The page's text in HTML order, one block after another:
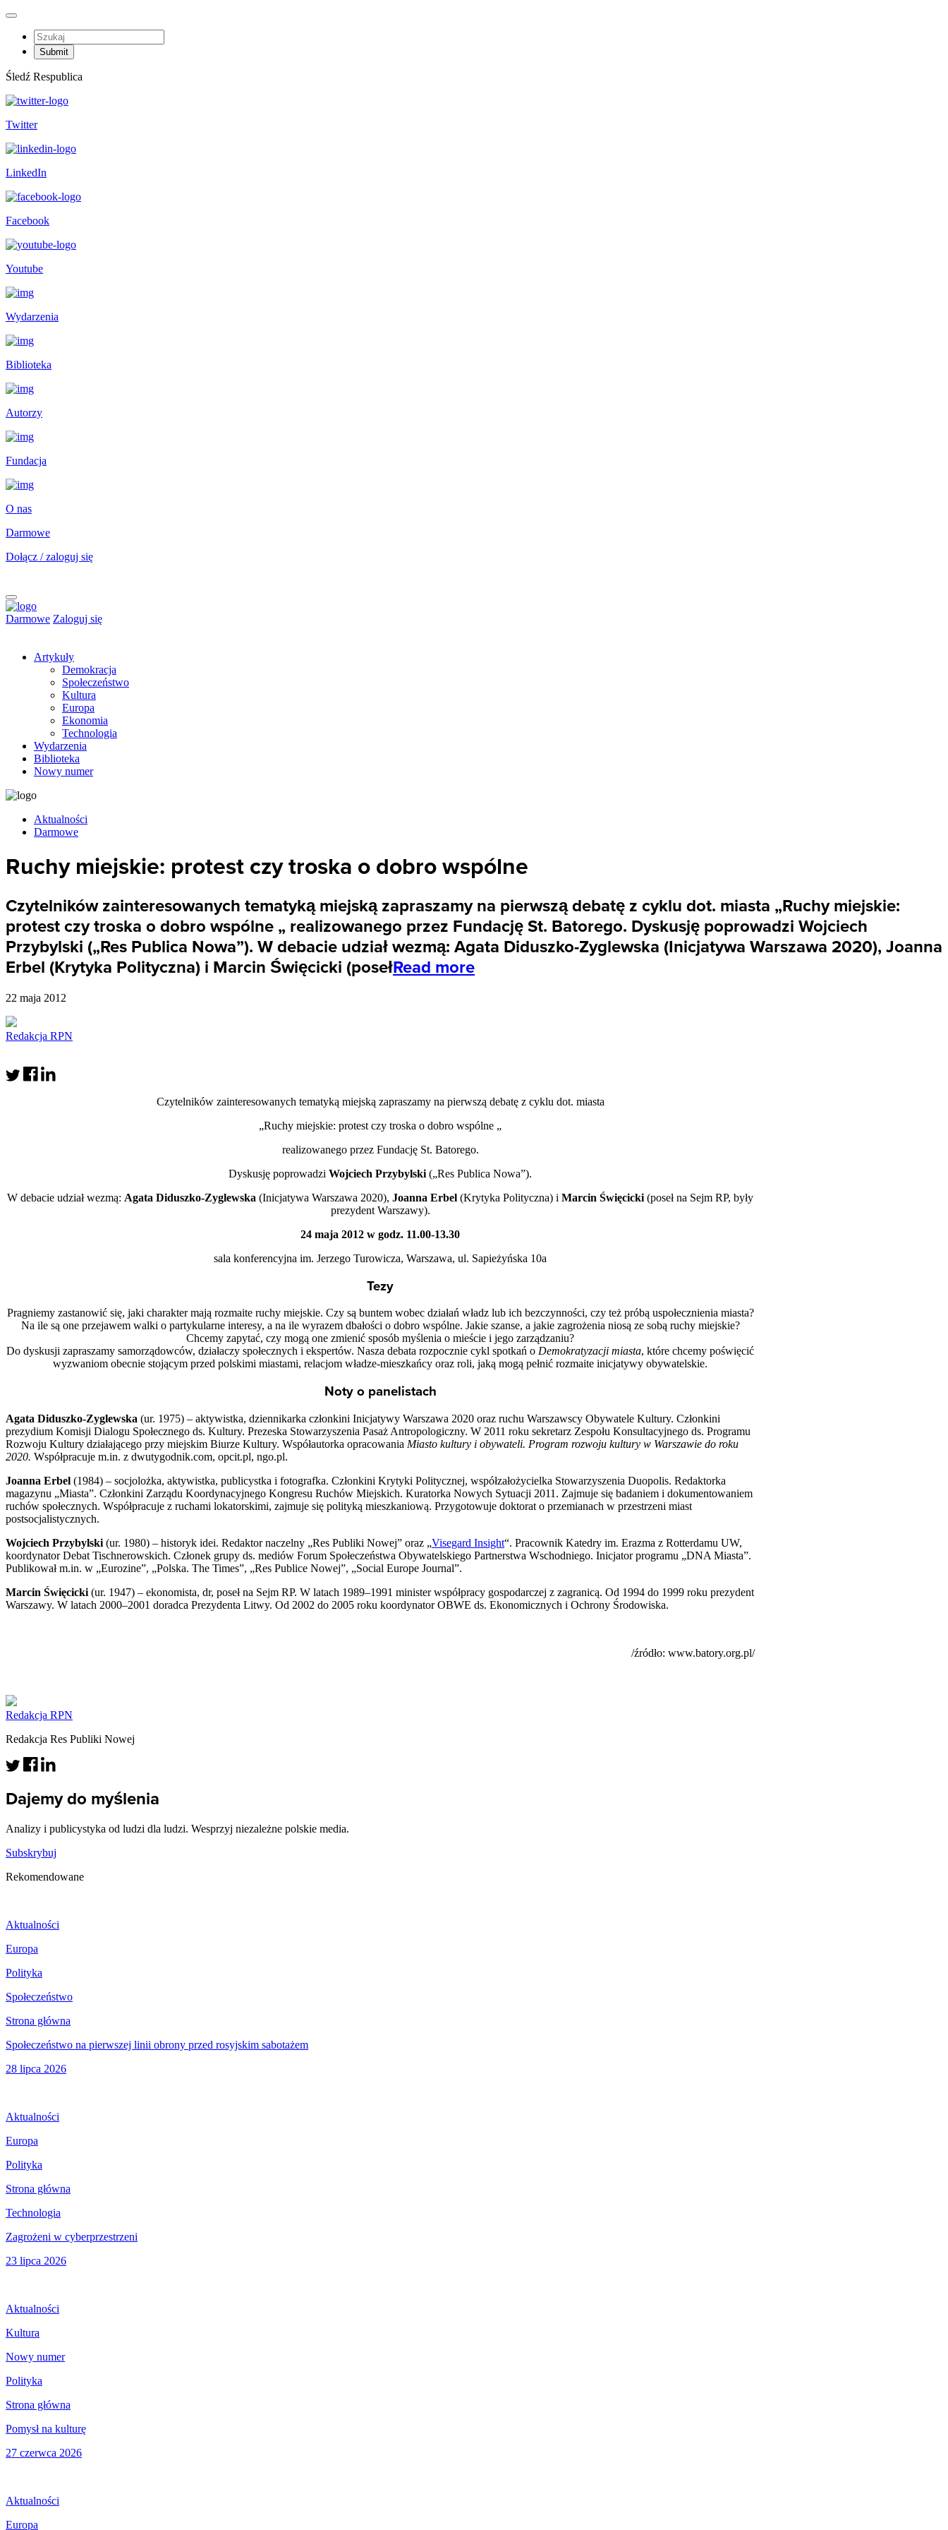
Śledź Respublica
Twitter
LinkedIn
Facebook
Youtube
Wydarzenia
Biblioteka
Autorzy
Fundacja
O nas
Darmowe
Dołącz / zaloguj się
Darmowe Zaloguj się
Artykuły
Demokracja
Społeczeństwo
Kultura
Europa
Ekonomia
Technologia
Wydarzenia
Biblioteka
Nowy numer
Aktualności
Darmowe
Ruchy miejskie: protest czy troska o dobro wspólne
Czytelników zainteresowanych tematyką miejską zapraszamy na pierwszą debatę z cyklu dot. miasta „Ruchy miejskie:
protest czy troska o dobro wspólne „ realizowanego przez Fundację St. Batorego. Dyskusję poprowadzi Wojciech
Przybylski („Res Publica Nowa”). W debacie udział wezmą: Agata Diduszko-Zyglewska (Inicjatywa Warszawa 2020), Joanna
Erbel (Krytyka Polityczna) i Marcin Święcicki (posełRead more
22 maja 2012
Redakcja RPN
Czytelników zainteresowanych tematyką miejską zapraszamy na pierwszą debatę z cyklu dot. miasta
„Ruchy miejskie: protest czy troska o dobro wspólne „
realizowanego przez Fundację St. Batorego.
Dyskusję poprowadziWojciech Przybylski („Res Publica Nowa”).
W debacie udział wezmą: Agata Diduszko-Zyglewska(Inicjatywa Warszawa 2020), Joanna Erbel(Krytyka Polityczna) i Marcin Święcicki(poseł na Sejm RP, były
prezydent Warszawy).
24 maja 2012 w godz. 11.00-13.30
sala konferencyjna im. Jerzego Turowicza, Warszawa, ul. Sapieżyńska 10a
Tezy
Pragniemy zastanowić się, jaki charakter mają rozmaite ruchy miejskie. Czy są buntem wobec działań władz lub ich bezczynności, czy też próbą uspołecznienia miasta?
Na ile są one przejawem walki o partykularne interesy, a na ile wyrazem dbałości o dobro wspólne. Jakie szanse, a jakie zagrożenia niosą ze sobą ruchy miejskie?
Chcemy zapytać, czy mogą one zmienić sposób myślenia o mieście i jego zarządzaniu?
Do dyskusji zapraszamy samorządowców, działaczy społecznych i ekspertów. Nasza debata rozpocznie cykl spotkań o Demokratyzacji miasta, które chcemy poświęcić
wyzwaniom obecnie stojącym przed polskimi miastami, relacjom władze-mieszkańcy oraz roli, jaką mogą pełnić rozmaite inicjatywy obywatelskie.
Noty o panelistach
Agata Diduszko-Zyglewska (ur. 1975) – aktywistka, dziennikarka członkini Inicjatywy Warszawa 2020 oraz ruchu Warszawscy Obywatele Kultury. Członkini
prezydium Komisji Dialogu Społecznego ds. Kultury. Prezeska Stowarzyszenia Pasaż Antropologiczny. W 2011 roku sekretarz Zespołu Konsultacyjnego ds. Programu
Rozwoju Kultury działającego przy miejskim Biurze Kultury. Współautorka opracowania Miasto kultury i obywateli. Program rozwoju kultury w Warszawie do roku
2020. Współpracuje m.in. z dwutygodnik.com, opcit.pl, ngo.pl.
Joanna Erbel (1984) – socjolożka, aktywistka, publicystka i fotografka. Członkini Krytyki Politycznej, współzałożycielka Stowarzyszenia Duopolis. Redaktorka
magazynu „Miasta”. Członkini Zarządu Koordynacyjnego Kongresu Ruchów Miejskich. Kuratorka Nowych Sytuacji 2011. Zajmuje się badaniem i dokumentowaniem
ruchów społecznych. Współpracuje z ruchami lokatorskimi, zajmuje się polityką mieszkaniową. Przygotowuje doktorat o przemianach w przestrzeni miast
postsocjalistycznych.
Wojciech Przybylski (ur. 1980) – historyk idei. Redaktor naczelny „Res Publiki Nowej” oraz „Visegard Insight“. Pracownik Katedry im. Erazma z Rotterdamu UW,
koordynator Debat Tischnerowskich. Członek grupy ds. mediów Forum Społeczeństwa Obywatelskiego Partnerstwa Wschodniego. Inicjator programu „DNA Miasta”.
Publikował m.in. w „Eurozine”, „Polska. The Times”, „Res Publice Nowej”, „Social Europe Journal”.
Marcin Święcicki (ur. 1947) – ekonomista, dr, poseł na Sejm RP. W latach 1989–1991 minister współpracy gospodarczej z zagranicą. Od 1994 do 1999 roku prezydent
Warszawy. W latach 2000–2001 doradca Prezydenta Litwy. Od 2002 do 2005 roku koordynator OBWE ds. Ekonomicznych i Ochrony Środowiska.
/źródło: www.batory.org.pl/
Redakcja RPN
Redakcja Res Publiki Nowej
Dajemy do myślenia
Analizy i publicystyka od ludzi dla ludzi. Wesprzyj niezależne polskie media.
Subskrybuj
Rekomendowane
Aktualności
Europa
Polityka
Społeczeństwo
Strona główna
Społeczeństwo na pierwszej linii obrony przed rosyjskim sabotażem
28 lipca 2026
Aktualności
Europa
Polityka
Strona główna
Technologia
Zagrożeni w cyberprzestrzeni
23 lipca 2026
Aktualności
Kultura
Nowy numer
Polityka
Strona główna
Pomysł na kulturę
27 czerwca 2026
Aktualności
Europa